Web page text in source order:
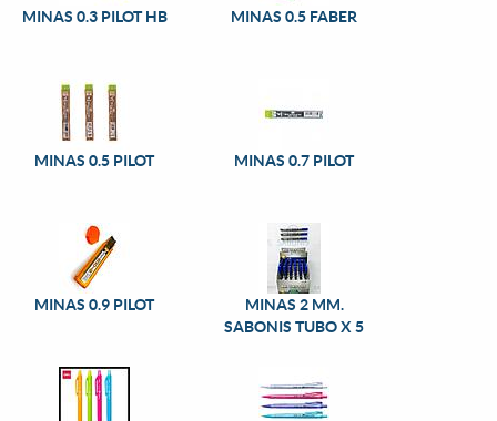
MINAS 0.3 PILOT HB MINAS 0.5 FABER
MINAS 0.5 PILOT MINAS 0.7 PILOT
MINAS 0.9 PILOT
MINAS 2 MM.
SABONIS TUBO X 5